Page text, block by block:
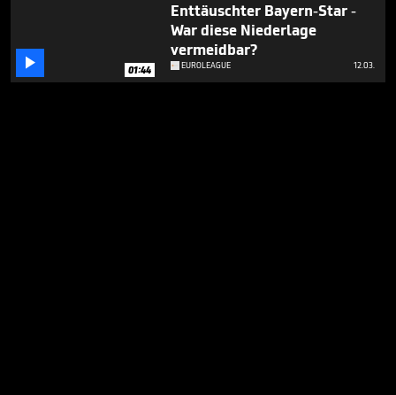
 01:44
Enttäuschter Bayern-Star -
War diese Niederlage
vermeidbar?
EUROLEAGUE 12.03.